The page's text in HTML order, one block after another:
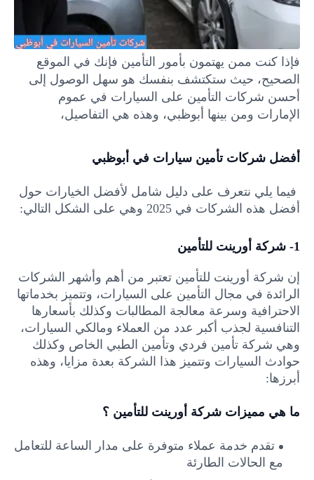
فإذا كنت ممن يهتمون بأمور التأمين فإنك في الموقع
الصحيح، حيث ستكتشف بنفسك هو سهل الوصول إلى
أحسن شركات التأمين على السيارات في عموم
الإمارات ومن بينها أبوظبي، وهذه هي التفاصيل،
أفضل شركات تأمين سيارات في أبوظبي
فيما يلي نتعرف على دليل شامل لأفضل الخيارات حول
أفضل هذه الشركات في 2025 وهي على الشكل التالي:
1- شركة أورينت للتأمين
إن شركة أورينت للتأمين تعتبر من أهم وأشهر الشركات
الرائدة في مجال التأمين على السيارات، وتتميز بخدماتها
الاحترافية وسرعة معالجة المطالبات وكذلك بأسعارها
التنافسية لجذب أكبر عدد من العملاء ومالكي السيارات،
وهي شركة تأمين فردي وتأمين الطبي الخاص وكذلك
حوادث السيارات وتتميز هذا الشركة بعدة مزايا، وهذه
أبرزها:
ما هي مميزات شركة أورينت للتأمين ؟
تقدم خدمة عملاء متوفرة على مدار الساعة للتعامل
مع الحالات الطارئة